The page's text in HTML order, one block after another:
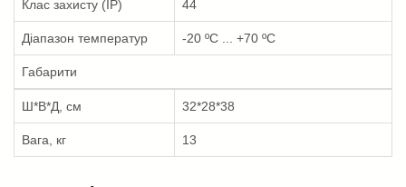
Клас захисту (IP) 44
Діапазон температур -20 ºС ... +70 ºС
Габарити
Ш*В*Д, см 32*28*38
Вага, кг 13